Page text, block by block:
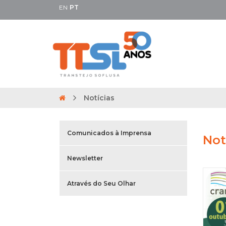
EN PT
Notícias
Comunicados à Imprensa
Newsletter
Através do Seu Olhar